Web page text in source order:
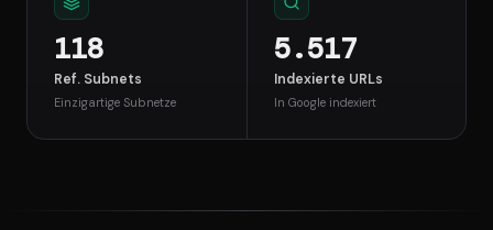
118
Ref. Subnets
Einzigartige Subnetze
5.517
Indexierte URLs
In Google indexiert